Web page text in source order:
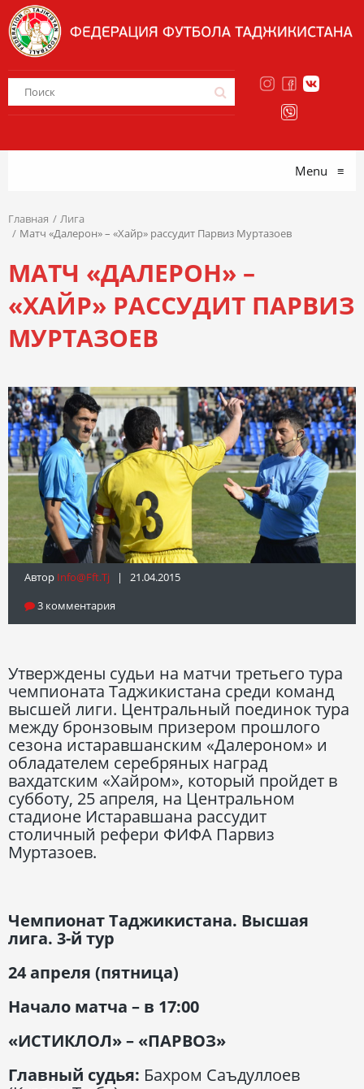
Menu ≡
Главная
Лига
Матч «Далерон» – «Хайр» рассудит Парвиз Муртазоев
МАТЧ «ДАЛЕРОН» –
«ХАЙР» РАССУДИТ ПАРВИЗ
МУРТАЗОЕВ
Автор Info@fft.tj | 21.04.2015
3 комментария
Утверждены судьи на матчи третьего тура
чемпионата Таджикистана среди команд
высшей лиги. Центральный поединок тура
между бронзовым призером прошлого
сезона истаравшанским «Далероном» и
обладателем серебряных наград
вахдатским «Хайром», который пройдет в
субботу, 25 апреля, на Центральном
стадионе Истаравшана рассудит
столичный рефери ФИФА Парвиз
Муртазоев.
Чемпионат Таджикистана. Высшая
лига. 3-й тур
24 апреля (пятница)
Начало матча – в 17:00
«ИСТИКЛОЛ» – «ПАРВОЗ»
Главный судья: Бахром Саъдуллоев